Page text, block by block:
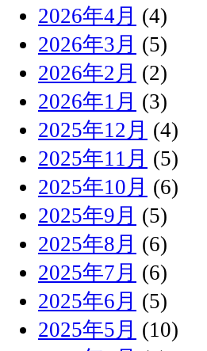
2026年4月 (4)
2026年3月 (5)
2026年2月 (2)
2026年1月 (3)
2025年12月 (4)
2025年11月 (5)
2025年10月 (6)
2025年9月 (5)
2025年8月 (6)
2025年7月 (6)
2025年6月 (5)
2025年5月 (10)